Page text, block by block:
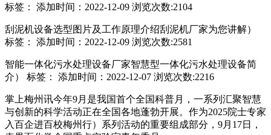
标签： 添加时间：2022-12-09 浏览次数:2104
刮泥机设备选型图片及工作原理介绍刮泥机厂家为您讲解）
标签： 添加时间：2022-12-09 浏览次数:2581
智能一体化污水处理设备厂家智慧型一体化污水处理设备简
介） 标签： 添加时间：2022-12-07 浏览次数:2216
掌上梅州讯今年9月是我国首个全国科普月，一系列汇聚智慧
与创新的科学活动正在全国各地蓬勃开展。作为2025院士专家
入百企进百校梅州行）系列活动的重要组成部分，9月17日，